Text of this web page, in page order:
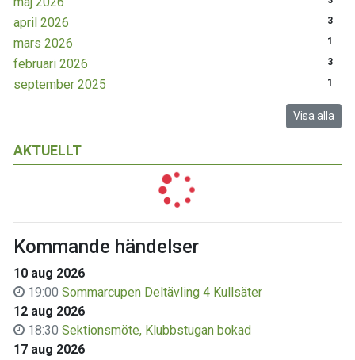
april 2026 3
mars 2026 1
februari 2026 3
september 2025 1
Visa alla
AKTUELLT
Kommande händelser
10 aug 2026
19:00 Sommarcupen Deltävling 4 Kullsäter
12 aug 2026
18:30 Sektionsmöte, Klubbstugan bokad
17 aug 2026